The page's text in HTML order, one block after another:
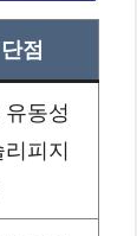
단점
유동성
피지